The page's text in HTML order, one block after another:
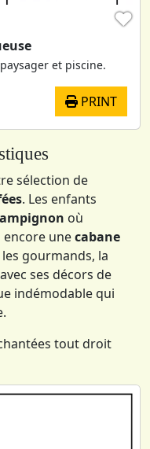
♥
et piscine.
PRINT
sélection de
. Les enfants
où
unecabane
gourmands, la
avec ses décors de
indémodable qui
tout droit